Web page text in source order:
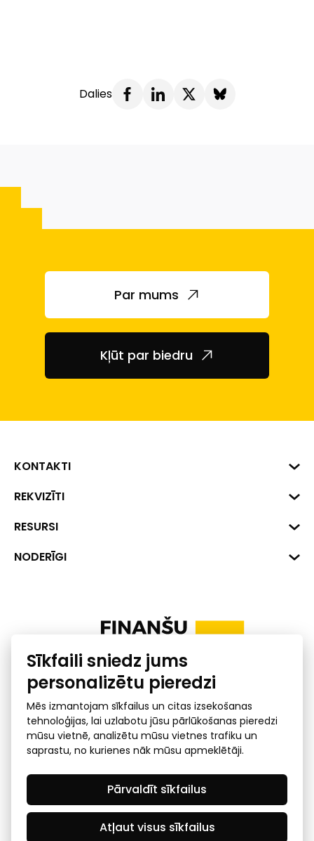
Dalies
Par mums
Kļūt par biedru
KONTAKTI
Biznesa centrs "VERDE" Roberta
1045
+371 287 18175
REKVIZĪTI
Reģ. Nr. 40008002175
Banka: SEB Banka
RESURSI
Dati
Uzņēmumu kredītspējas kalkulators
NODERĪGI
Ombuds
pieprasījums
© 2026 Latvijas Finanšu nozares asociācija - visas tiesības
rezervētas
Sīkfaili sniedz jums
personalizētu pieredzi
Mēs izmantojam sīkfailus un citas izsekošanas
tehnoloģijas, lai uzlabotu jūsu pārlūkošanas pieredzi
mūsu vietnē, analizētu mūsu vietnes trafiku un
saprastu, no kurienes nāk mūsu apmeklētāji.
Atļaut visus sīkfailus
Pārvaldīt sīkfailus